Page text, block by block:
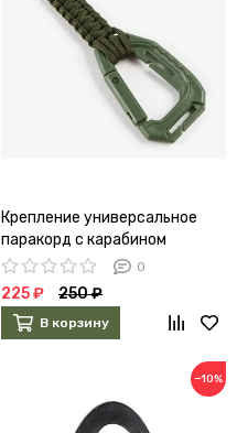
Крепление универсальное
паракорд с карабином
9314755
0
225 ₽ 250 ₽
В корзину
−10%